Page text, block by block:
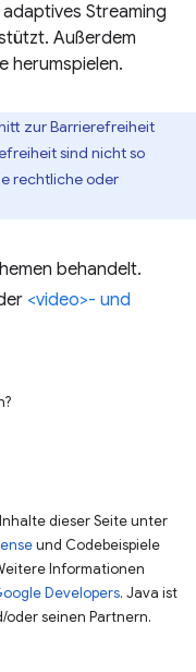
Streaming
Außerdem
herumspielen.
zur Barrierefreiheit
sind nicht so
rechtliche oder
behandelt.
<video>- und
dieser Seite unter
und Codebeispiele
Informationen
Developers. Java ist
seinen Partnern.